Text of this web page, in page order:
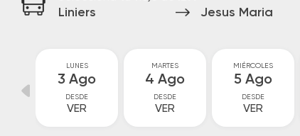
Liniers Jesus Maria
LUNES
3 Ago
DESDE
VER
MARTES
4 Ago
DESDE
VER
MIÉRCOLES
5 Ago
DESDE
VER